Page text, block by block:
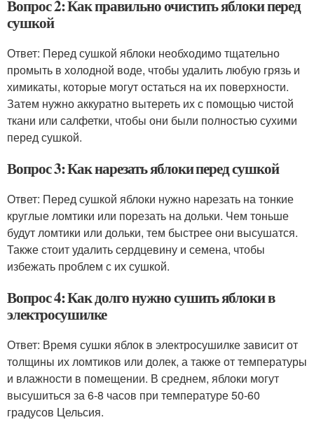
Вопрос 2: Как правильно очистить яблоки перед
сушкой
Ответ: Перед сушкой яблоки необходимо тщательно
промыть в холодной воде, чтобы удалить любую грязь и
химикаты, которые могут остаться на их поверхности.
Затем нужно аккуратно вытереть их с помощью чистой
ткани или салфетки, чтобы они были полностью сухими
перед сушкой.
Вопрос 3: Как нарезать яблоки перед сушкой
Ответ: Перед сушкой яблоки нужно нарезать на тонкие
круглые ломтики или порезать на дольки. Чем тоньше
будут ломтики или дольки, тем быстрее они высушатся.
Также стоит удалить сердцевину и семена, чтобы
избежать проблем с их сушкой.
Вопрос 4: Как долго нужно сушить яблоки в
электросушилке
Ответ: Время сушки яблок в электросушилке зависит от
толщины их ломтиков или долек, а также от температуры
и влажности в помещении. В среднем, яблоки могут
высушиться за 6-8 часов при температуре 50-60
градусов Цельсия.